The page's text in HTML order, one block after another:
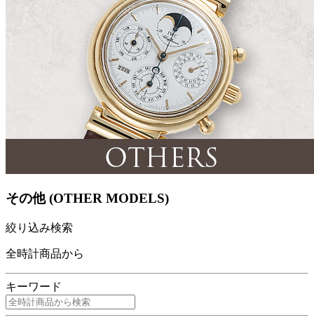
その他 (OTHER MODELS)
絞り込み検索
全時計商品から
キーワード